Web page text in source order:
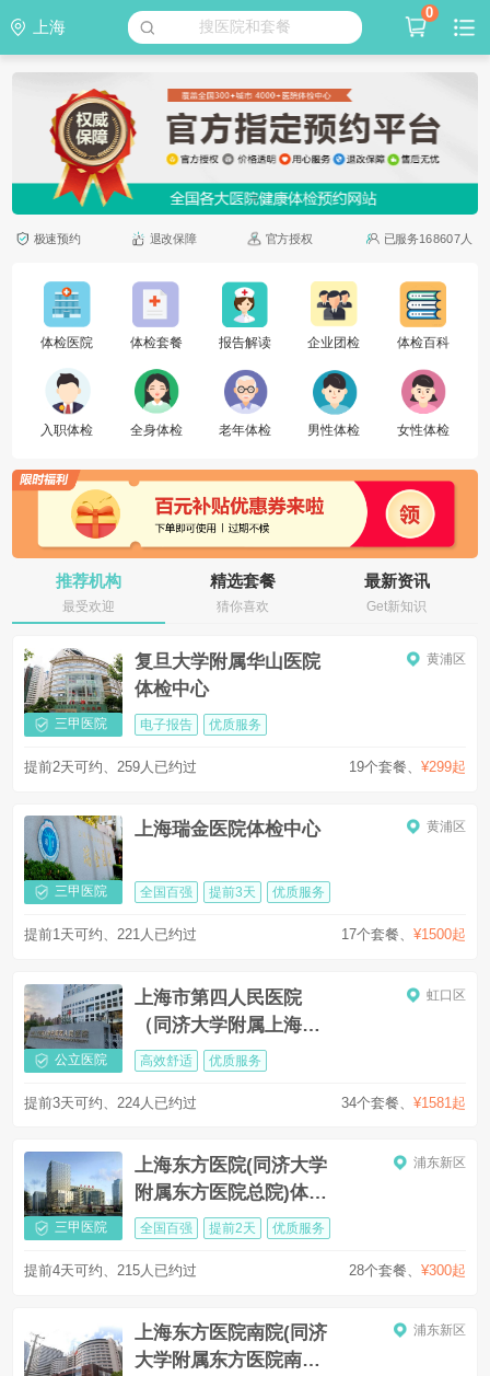
上海 搜医院和套餐
0
极速预约 退改保障 官方授权 已服务168607人
体检医院 体检套餐 报告解读 企业团检 体检百科
入职体检 全身体检 老年体检 男性体检 女性体检
推荐机构
最受欢迎
精选套餐
猜你喜欢
最新资讯
Get新知识
三甲医院
复旦大学附属华山医院
体检中心
黄浦区
电子报告 优质服务
19个套餐 ¥299起
提前2天可约、259人已约过
三甲医院
上海瑞金医院体检中心 黄浦区
全国百强 提前3天 优质服务
17个套餐、 ¥1500起
提前1天可约、221人已约过
公立医院
上海市第四人民医院
（同济大学附属上海市
第四人民医院）体检中
虹口区
高效舒适 优质服务
34个套餐 ¥1581起
提前3天可约、224人已约过
三甲医院
上海东方医院(同济大学
附属东方医院总院)体检
中心
浦东新区
全国百强 提前2天 优质服务
28个套餐 ¥300起
提前4天可约、215人已约过
上海东方医院南院(同济
大学附属东方医院南院)
浦东新区